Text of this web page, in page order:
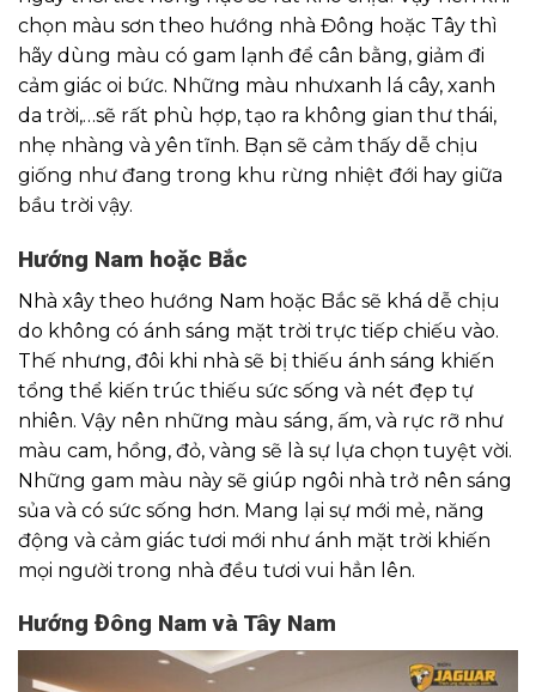
chọn màu sơn theo hướng nhà Đông hoặc Tây thì
hãy dùng màu có gam lạnh để cân bằng, giảm đi
cảm giác oi bức. Những màu nhưxanh lá cây, xanh
da trời,…sẽ rất phù hợp, tạo ra không gian thư thái,
nhẹ nhàng và yên tĩnh. Bạn sẽ cảm thấy dễ chịu
giống như đang trong khu rừng nhiệt đới hay giữa
bầu trời vậy.
Hướng Nam hoặc Bắc
Nhà xây theo hướng Nam hoặc Bắc sẽ khá dễ chịu
do không có ánh sáng mặt trời trực tiếp chiếu vào.
Thế nhưng, đôi khi nhà sẽ bị thiếu ánh sáng khiến
tổng thể kiến trúc thiếu sức sống và nét đẹp tự
nhiên. Vậy nên những màu sáng, ấm, và rực rỡ như
màu cam, hồng, đỏ, vàng sẽ là sự lựa chọn tuyệt vời.
Những gam màu này sẽ giúp ngôi nhà trở nên sáng
sủa và có sức sống hơn. Mang lại sự mới mẻ, năng
động và cảm giác tươi mới như ánh mặt trời khiến
mọi người trong nhà đều tươi vui hẳn lên.
Hướng Đông Nam và Tây Nam